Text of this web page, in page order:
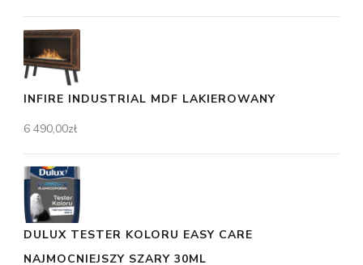
INFIRE INDUSTRIAL MDF LAKIEROWANY
6 490,00zł
DULUX TESTER KOLORU EASY CARE
NAJMOCNIEJSZY SZARY 30ML